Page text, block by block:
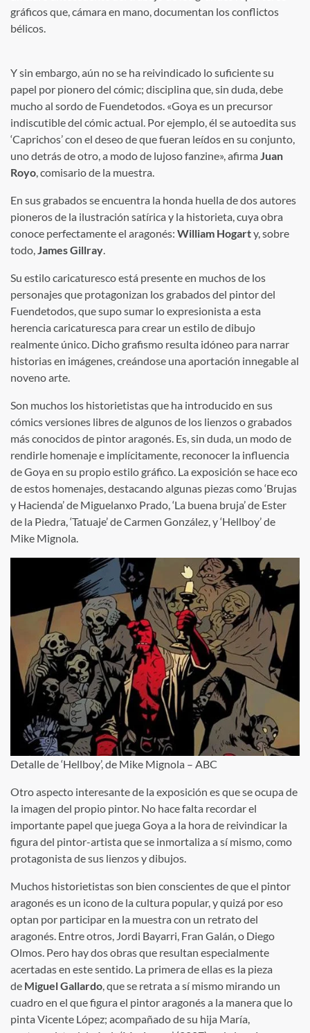
gráficos que, cámara en mano, documentan los conflictos
bélicos.
Y sin embargo, aún no se ha reivindicado lo suficiente su
papel por pionero del cómic; disciplina que, sin duda, debe
mucho al sordo de Fuendetodos. «Goya es un precursor
indiscutible del cómic actual. Por ejemplo, él se autoedita sus
‘Caprichos’ con el deseo de que fueran leídos en su conjunto,
uno detrás de otro, a modo de lujoso fanzine», afirma Juan
Royo , comisario de la muestra.
En sus grabados se encuentra la honda huella de dos autores
pioneros de la ilustración satírica y la historieta, cuya obra
conoce perfectamente el aragonés: William Hogarty, sobre
todo, James Gillray
Su estilo caricaturesco está presente en muchos de los
personajes que protagonizan los grabados del pintor del
Fuendetodos, que supo sumar lo expresionista a esta
herencia caricaturesca para crear un estilo de dibujo
realmente único. Dicho grafismo resulta idóneo para narrar
historias en imágenes, creándose una aportación innegable al
noveno arte.
Son muchos los historietistas que ha introducido en sus
cómics versiones libres de algunos de los lienzos o grabados
más conocidos de pintor aragonés. Es, sin duda, un modo de
rendirle homenaje e implícitamente, reconocer la influencia
de Goya en su propio estilo gráfico. La exposición se hace eco
de estos homenajes, destacando algunas piezas como ‘Brujas
y Hacienda’ de Miguelanxo Prado, ‘La buena bruja’ de Ester
de la Piedra, ‘Tatuaje’ de Carmen González, y ‘Hellboy’ de
Mike Mignola.
Detalle de ‘Hellboy’, de Mike Mignola – ABC
Otro aspecto interesante de la exposición es que se ocupa de
la imagen del propio pintor. No hace falta recordar el
importante papel que juega Goya a la hora de reivindicar la
figura del pintor-artista que se inmortaliza a sí mismo, como
protagonista de sus lienzos y dibujos.
Muchos historietistas son bien conscientes de que el pintor
aragonés es un icono de la cultura popular, y quizá por eso
optan por participar en la muestra con un retrato del
aragonés. Entre otros, Jordi Bayarri, Fran Galán, o Diego
Olmos. Pero hay dos obras que resultan especialmente
acertadas en este sentido. La primera de ellas es la pieza
de Miguel Gallardo, que se retrata a sí mismo mirando un
cuadro en el que figura el pintor aragonés a la manera que lo
pinta Vicente López; acompañado de su hija María,